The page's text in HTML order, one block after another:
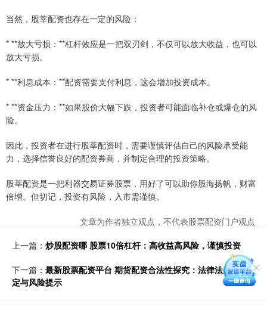
当然，股莘配资也存在一定的风险：
* **放大亏损：**杠杆效应是一把双刃剑，不仅可以放大收益，也可以
放大亏损。
* **利息成本：**配资需要支付利息，这会增加投资成本。
* **资金压力：**如果股价大幅下跌，投资者可能面临补仓或爆仓的风
险。
因此，投资者在进行股莘配资时，需要谨慎评估自己的风险承受能
力，选择信誉良好的配资券商，并制定合理的投资策略。
股莘配资是一把利器交易证券股票，用好了可以助你股海扬帆，财富
倍增。但切记，投资有风险，入市需谨慎。
文章为作者独立观点，不代表股票配资门户观点
上一篇： 炒股配资哪 股票10倍杠杆：高收益高风险，谨慎投资
下一篇： 最新股票配资平台 期货配资合法性探究：法律法规的界
定与风险提示